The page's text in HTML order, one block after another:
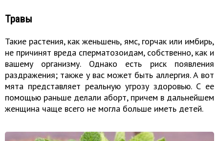
Травы
Такие растения, как женьшень, ямс, горчак или имбирь,
не причинят вреда сперматозоидам, собственно, как и
вашему организму. Однако есть риск появления
раздражения; также у вас может быть аллергия. А вот
мята представляет реальную угрозу здоровью. С ее
помощью раньше делали аборт, причем в дальнейшем
женщина чаще всего не могла больше иметь детей.